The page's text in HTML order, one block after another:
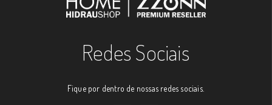
Redes Sociais
Fique por dentro de nossas redes sociais.